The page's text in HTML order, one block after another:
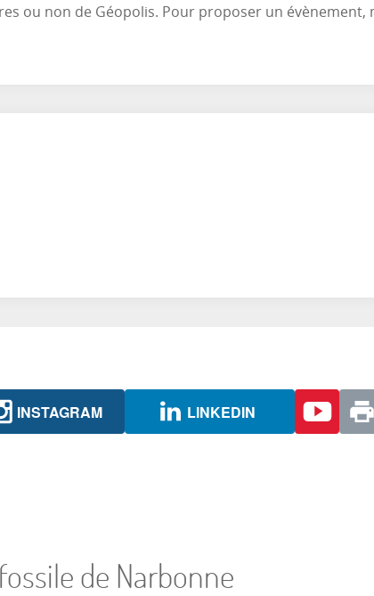
ou non de Géopolis. Pour proposer un évènement,
INSTAGRAM LINKEDIN
de Narbonne